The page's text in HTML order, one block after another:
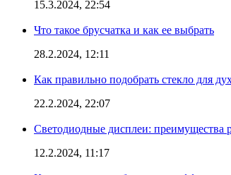
15.3.2024, 22:54
Что такое брусчатка и как ее выбрать
28.2.2024, 12:11
Как правильно подобрать стекло для
22.2.2024, 22:07
Светодиодные дисплеи: преимущества
12.2.2024, 11:17